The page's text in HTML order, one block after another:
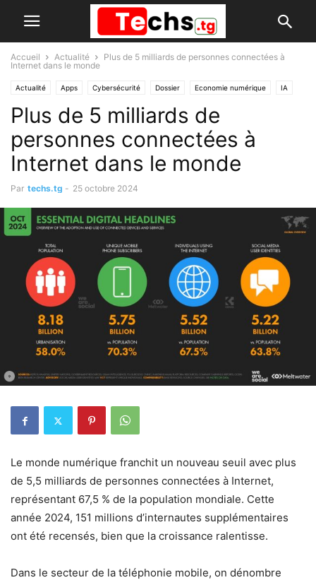
Accueil Actualité
Plus de 5 milliards de personnes connectées à
Internet dans le monde
Actualité Apps Cybersécurité Dossier Economie numérique IA
Internet
Plus de 5 milliards de
personnes connectées à
Internet dans le monde
Par techs.tg - 25 octobre 2024
Le monde numérique franchit un nouveau seuil avec plus
de 5,5 milliards de personnes connectées à Internet,
représentant 67,5 % de la population mondiale. Cette
année 2024, 151 millions d’internautes supplémentaires
ont été recensés, bien que la croissance ralentisse.
Dans le secteur de la téléphonie mobile, on dénombre